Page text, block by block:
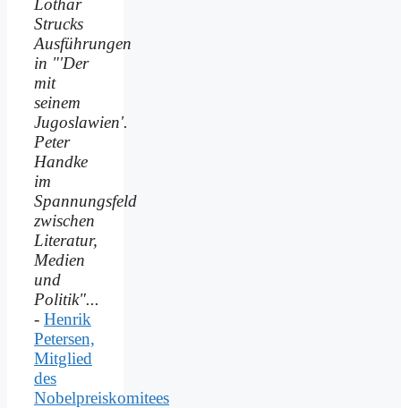
Strucks
Ausführungen
in "'Der
mit
seinem
Jugoslawien'.
Peter
Handke
im
Spannungsfeld
zwischen
Literatur,
Medien
und
Politik"...
- Henrik
Petersen,
Mitglied
des
Nobelpreiskomitees